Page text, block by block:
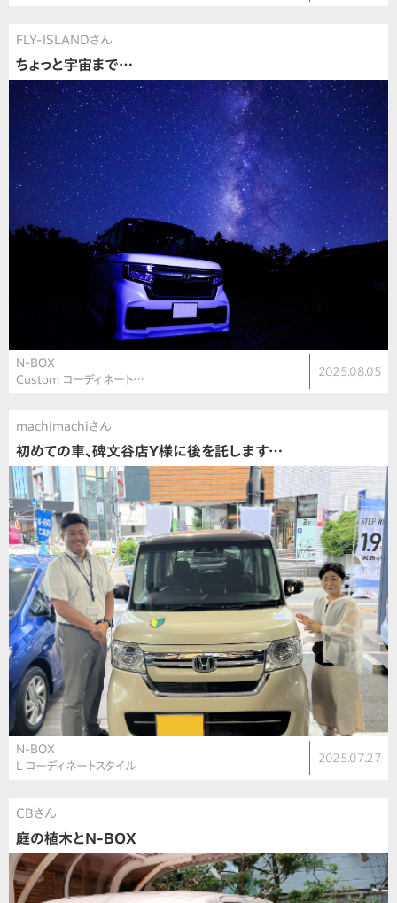
FLY-ISLANDさん
ちょっと宇宙まで…
N-BOX
Custom コーディネート…
2025.08.05
machimachiさん
初めての車、碑文谷店Y様に後を託します…
N-BOX
L コーディネートスタイル
2025.07.27
CBさん
庭の植木とN-BOX